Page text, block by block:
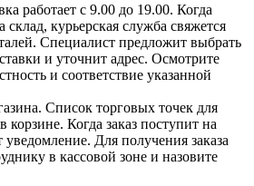
работает с 9.00 до 19.00. Когда
склад, курьерская служба свяжется
Специалист предложит выбрать
и уточнит адрес. Осмотрите
и соответствие указанной
Список торговых точек для
корзине. Когда заказ поступит на
уведомление. Для получения заказа
в кассовой зоне и назовите